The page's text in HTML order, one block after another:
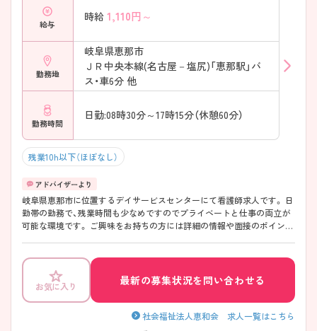
給与
時給 1,110円～
勤務地
岐阜県恵那市
ＪＲ中央本線(名古屋－塩尻)「恵那駅」バ
ス・車6分 他
勤務時間
日勤:08時30分～17時15分（休憩60分）
残業10h以下（ほぼなし）
岐阜県恵那市に位置するデイサービスセンターにて看護師求人です。 日
勤帯の勤務で、残業時間も少なめですのでプライベートと仕事の両立が
可能な環境です。 ご興味をお持ちの方には詳細の情報や面接のポイント
お気に入り 最新の募集状況を問い合わせる
社会福祉法人恵和会 求人一覧はこちら